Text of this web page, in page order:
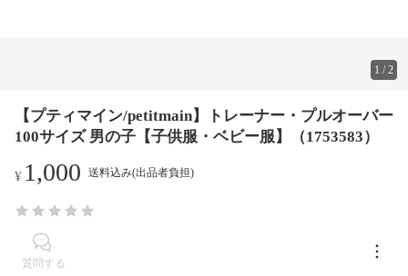
1 /2
【プティマイン/petitmain】トレーナー・プルオーバー
100サイズ 男の子【子供服・ベビー服】（1753583）
¥ 1,000 送料込み(出品者負担)
質問する